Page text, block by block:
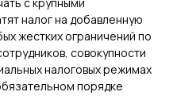
налог на добавленную
жестких ограничений по
совокупности
налоговых режимах
порядке